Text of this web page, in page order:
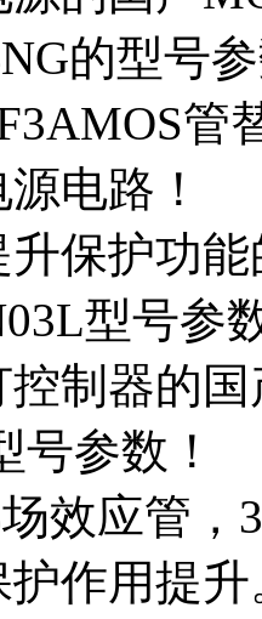
的型号
管
电路！
保护功
型号参
制器的
号参数！
效应管
作用提升